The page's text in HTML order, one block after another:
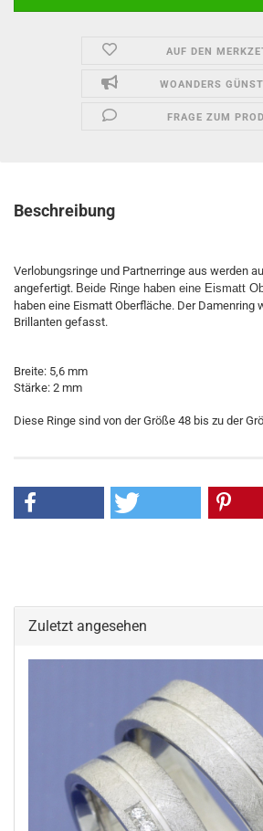
AUF DEN
WOANDERS
FRAGE ZUM
Beschreibung
Verlobungsringe und Partnerringe aus werden
angefertigt. Beide Ringe haben eine Eismatt
haben eine Eismatt Oberfläche. Der Damenring
Brillanten gefasst.
Breite: 5,6 mm
Stärke: 2 mm
Diese Ringe sind von der Größe 48 bis zu der
Zuletzt angesehen